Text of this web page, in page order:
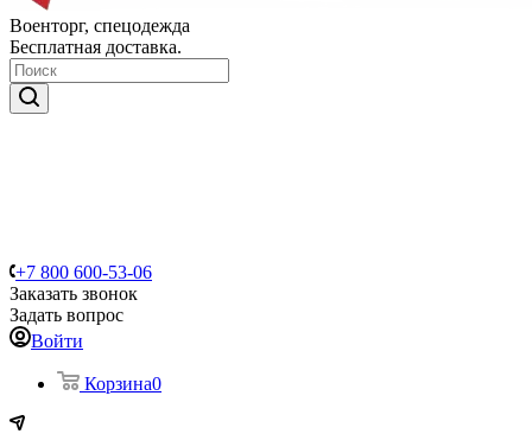
Военторг, спецодежда
Бесплатная доставка.
+7 800 600-53-06
Заказать звонок
Задать вопрос
Войти
Корзина0